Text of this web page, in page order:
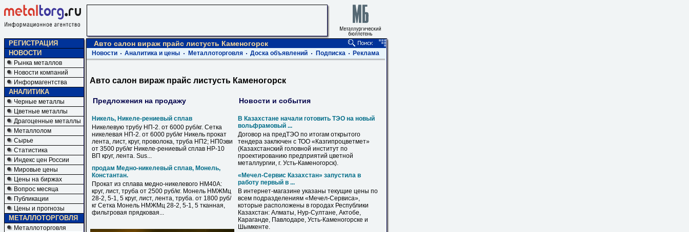
РЕГИСТРАЦИЯ
НОВОСТИ
Рынка металлов
Новости компаний
Информагентства
АНАЛИТИКА
Черные металлы
Цветные металлы
Драгоценные металлы
Металлолом
Сырье
Статистика
Индекс цен России
Мировые цены
Цены на биржах
Вопрос месяца
Публикации
Цены и прогнозы
МЕТАЛЛОТОРГОВЛЯ
Металлоторговля
Авто салон вираж прайс листусть Каменогорск
Новости Аналитика и цены Металлоторговля Доска объявлений Подписка Реклама
Авто салон вираж прайс листусть Каменогорск
Предложения на продажу
Никель, Никеле-рениевый сплав
Никелевую трубу НП-2. от 6000 руб/кг. Сетка
никелевая НП-2. от 6000 руб/кг Никель прокат
лента, лист, круг, проволока, труба НП2; НП0эви
от 3500 руб/кг Никеле-рениевый сплав НР-10
ВП круг, лента. Sus...
продам Медно-никелевый сплав, Монель,
Константан.
Прокат из сплава медно-никелевого НМ40А:
круг, лист, труба от 2500 руб/кг. Монель НМЖМц
28-2, 5-1, 5 круг, лист, лента, труба. от 1800 руб/
кг Сетка Монель НМЖМц 28-2, 5-1, 5 тканная,
фильтровая прядковая...
Новости и события
В Казахстане начали готовить ТЭО на новый
вольфрамовый ...
Договор на предТЭО по итогам открытого
тендера заключен с ТОО «Казгипроцветмет»
(Казахстанский головной институт по
проектированию предприятий цветной
металлургии, г. Усть-Каменогорск).
«Мечел-Сервис Казахстан» запустила в
работу первый в ...
В интернет-магазине указаны текущие цены по
всем подразделениям «Мечел-Сервиса»,
которые расположены в городах Республики
Казахстан: Алматы, Нур-Султане, Актобе,
Караганде, Павлодаре, Усть-Каменогорске и
Шымкенте.